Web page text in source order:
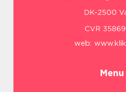
web:
Menu